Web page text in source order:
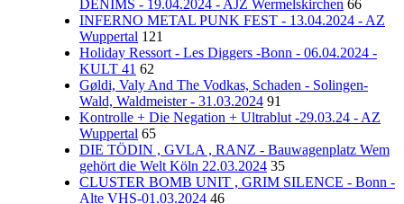
DENIMS - 19.04.2024 - AJZ Wermelskirchen 66
INFERNO METAL PUNK FEST - 13.04.2024 - AZ
Wuppertal 121
Holiday Ressort - Les Diggers -Bonn - 06.04.2024 -
KULT 41 62
Gøldi, Valy And The Vodkas, Schaden - Solingen-
Wald, Waldmeister - 31.03.2024 91
Kontrolle + Die Negation + Ultrablut -29.03.24 - AZ
Wuppertal 65
DIE TÖDIN , GVLA , RANZ - Bauwagenplatz Wem
gehört die Welt Köln 22.03.2024 35
CLUSTER BOMB UNIT , GRIM SILENCE - Bonn -
Alte VHS-01.03.2024 46